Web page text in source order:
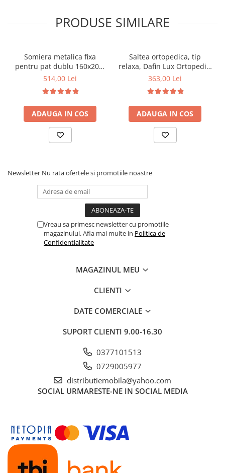
PRODUSE SIMILARE
Somiera metalica fixa
pentru pat dublu 160x200,
6 picioare, 32 lamele lemn
saltea ferm, negru
514,00 Lei
ADAUGA IN COS
Saltea ortopedica, tip
relaxa, Dafin Lux Ortopedic,
90x200x21cm, fermitate
tip Bonell, fata vara-iarna,
sistem de aerisire cu
butoni, Salt Confort
363,00 Lei
ADAUGA IN COS
Newsletter Nu rata ofertele si promotiile noastre
Vreau sa primesc newsletter cu promotiile
magazinului. Afla mai multe in Politica de
Confidentialitate
MAGAZINUL MEU
CLIENTI
DATE COMERCIALE
SUPORT CLIENTI 9.00-16.30
0377101513
0729005977
distributiemobila@yahoo.com
SOCIAL URMARESTE-NE IN SOCIAL MEDIA